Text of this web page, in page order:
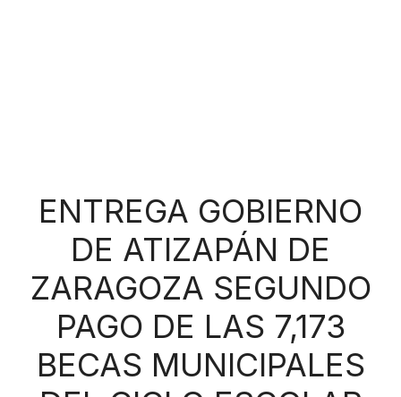
ENTREGA GOBIERNO
DE ATIZAPÁN DE
ZARAGOZA SEGUNDO
PAGO DE LAS 7,173
BECAS MUNICIPALES